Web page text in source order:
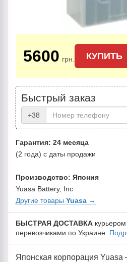
5600 грн. КУПИТЬ
Быстрый заказ
+38
Гарантия: 24 месяца
(2 года) с даты продажи
Производство: Япония
Yuasa Battery, Inc
Другие товары Yuasa →
БЫСТРАЯ ДОСТАВКА
перевозчиками по Украине.
Японская корпорация